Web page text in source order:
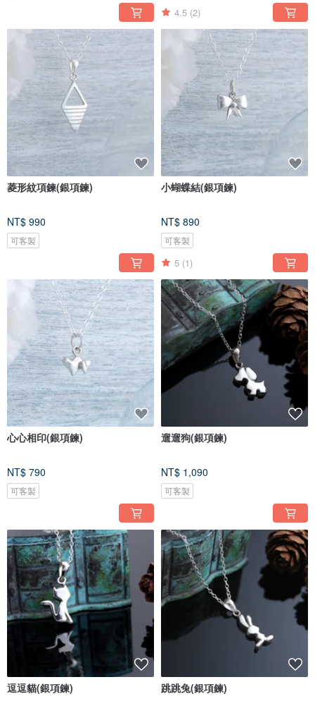
4.5 (2)
菱形紋項鍊(銀項鍊)
NT$ 990
可客製
小蝴蝶結(銀項鍊)
NT$ 890
可客製
5 (1)
心心相印(銀項鍊)
NT$ 790
可客製
遛遛狗(銀項鍊)
NT$ 1,090
可客製
逗逗貓(銀項鍊) 跳跳兔(銀項鍊)